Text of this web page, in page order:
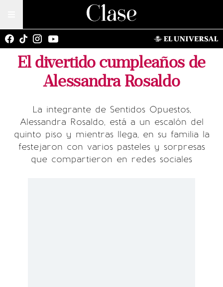
El divertido cumpleaños de
Alessandra Rosaldo
La integrante de Sentidos Opuestos,
Alessandra Rosaldo, está a un escalón del
quinto piso y mientras llega, en su familia la
festejaron con varios pasteles y sorpresas
que compartieron en redes sociales